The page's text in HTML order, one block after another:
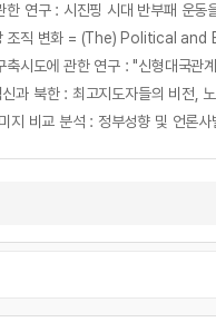
연구 : 시진핑 시대 반부패 운동
당 조직 변화 = (The)
시도에 관한 연구 : "신형대국관
과 북한 : 최고지도자들의 비전,